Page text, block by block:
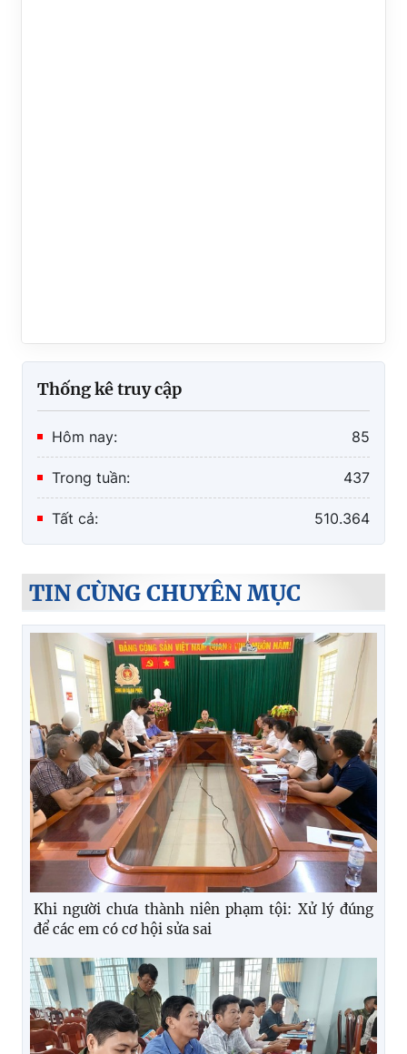
Thống kê truy cập
Hôm nay: 85
Trong tuần: 437
Tất cả: 510.364
TIN CÙNG CHUYÊN MỤC
Khi người chưa thành niên phạm tội: Xử lý đúng
để các em có cơ hội sửa sai